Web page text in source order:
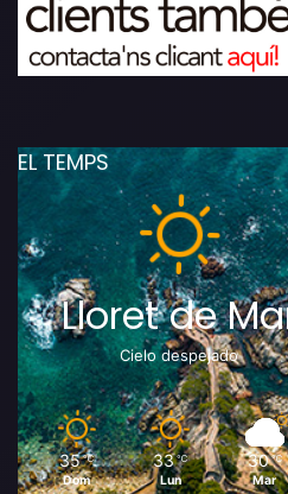
EL TEMPS
Lloret de
Cielo despejado
35 ℃
Dom
33 ℃
Lun
30 ℃
Mar